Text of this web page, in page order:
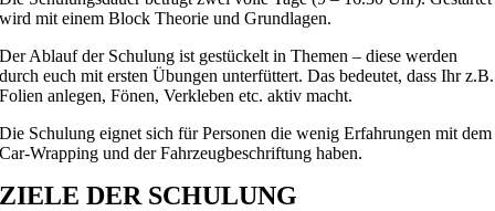
wird mit einem Block Theorie und Grundlagen.
Der Ablauf der Schulung ist gestückelt in Themen – diese werden
durch euch mit ersten Übungen unterfüttert. Das bedeutet, dass Ihr z.B.
Folien anlegen, Fönen, Verkleben etc. aktiv macht.
Die Schulung eignet sich für Personen die wenig Erfahrungen mit dem
Car-Wrapping und der Fahrzeugbeschriftung haben.
ZIELE DER SCHULUNG